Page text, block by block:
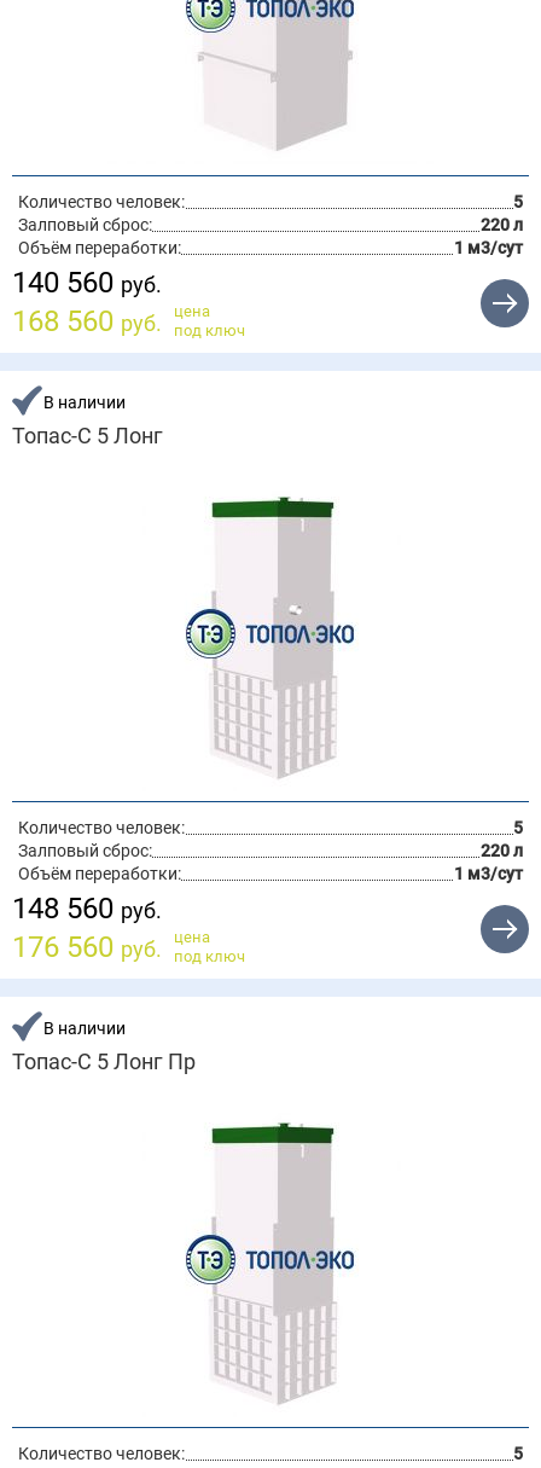
Количество человек:
5
Залповый сброс:
220 л
Объём переработки:
1 м3/сут
140 560 руб.
168 560 руб.
цена
под ключ
В наличии
Топас-С 5 Лонг
Количество человек:
5
Залповый сброс:
220 л
Объём переработки:
1 м3/сут
148 560 руб.
176 560 руб.
цена
под ключ
В наличии
Топас-С 5 Лонг Пр
Количество человек:
5